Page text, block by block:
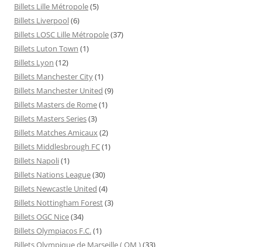
Billets Lille Métropole(5)
Billets Liverpool(6)
Billets LOSC Lille Métropole(37)
Billets Luton Town (1)
Billets Lyon (12)
Billets Manchester City(1)
Billets Manchester United (9)
Billets Masters de Rome(1)
Billets Masters Series(3)
Billets Matches Amicaux(2)
Billets Middlesbrough FC(1)
Billets Napoli(1)
Billets Nations League(30)
Billets Newcastle United (4)
Billets Nottingham Forest(3)
Billets OGC Nice(34)
Billets Olympiacos F.C.(1)
Billets Olympique de Marseille ( OM )(33)